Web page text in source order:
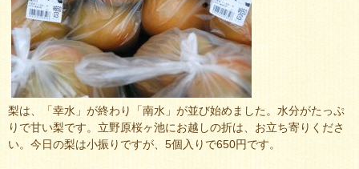
梨は、「幸水」が終わり「南水」が並び始めました。水分がたっぷ
りで甘い梨です。立野原桜ヶ池にお越しの折は、お立ち寄りくださ
い。今日の梨は小振りですが、5個入りで650円です。